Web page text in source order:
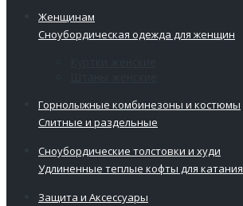
Женщинам
Сноубордическая одежда для женщин
Горнолыжные комбинезоны и костюмы
Слитные и раздельные
Сноубордические толстовки и худи
Удлиненные теплые кофты для катания
Защита и Аксессуары